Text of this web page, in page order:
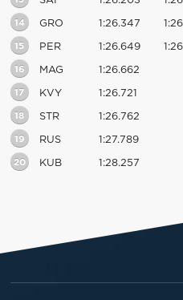
14 GRO 1:26.347
15 PER 1:26.649
16 MAG 1:26.662
17 KVY 1:26.721
18 STR 1:26.762
19 RUS 1:27.789
20 KUB 1:28.257